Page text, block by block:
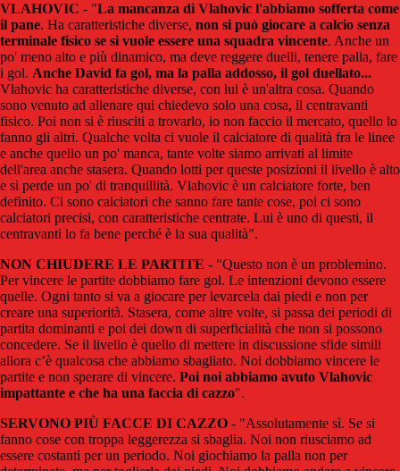
VLAHOVIC - "La mancanza di Vlahovic l'abbiamo sofferta come
il pane. Ha caratteristiche diverse, non si può giocare a calcio senza
terminale fisico se si vuole essere una squadra vincente. Anche un
po' meno alto e più dinamico, ma deve reggere duelli, tenere palla, fare
i gol. Anche David fa gol, ma la palla addosso, il gol duellato...
Vlahovic ha caratteristiche diverse, con lui è un'altra cosa. Quando
sono venuto ad allenare qui chiedevo solo una cosa, il centravanti
fisico. Poi non si è riusciti a trovarlo, io non faccio il mercato, quello lo
fanno gli altri. Qualche volta ci vuole il calciatore di qualità fra le linee
e anche quello un po' manca, tante volte siamo arrivati al limite
dell'area anche stasera. Quando lotti per queste posizioni il livello è alto
e si perde un po' di tranquillità. Vlahovic è un calciatore forte, ben
definito. Ci sono calciatori che sanno fare tante cose, poi ci sono
calciatori precisi, con caratteristiche centrate. Lui è uno di questi, il
centravanti lo fa bene perché è la sua qualità".
NON CHIUDERE LE PARTITE - "Questo non è un problemino.
Per vincere le partite dobbiamo fare gol. Le intenzioni devono essere
quelle. Ogni tanto si va a giocare per levarcela dai piedi e non per
creare una superiorità. Stasera, come altre volte, si passa dei periodi di
partita dominanti e poi dei down di superficialità che non si possono
concedere. Se il livello è quello di mettere in discussione sfide simili
allora c’è qualcosa che abbiamo sbagliato. Noi dobbiamo vincere le
partite e non sperare di vincere. Poi noi abbiamo avuto Vlahovic
impattante e che ha una faccia di cazzo".
SERVONO PIÙ FACCE DI CAZZO - "Assolutamente sì. Se si
fanno cose con troppa leggerezza si sbaglia. Noi non riusciamo ad
essere costanti per un periodo. Noi giochiamo la palla non per